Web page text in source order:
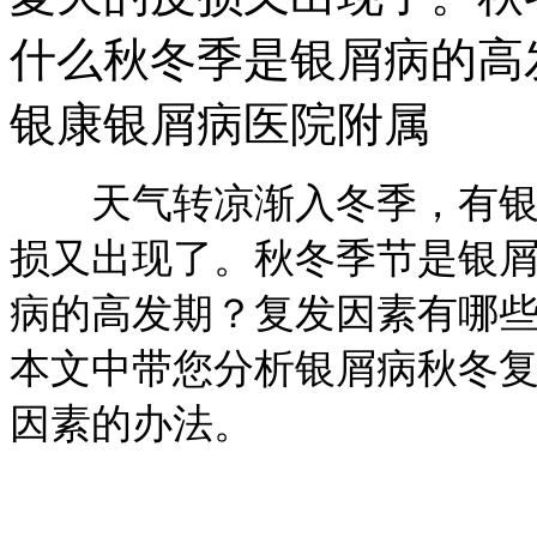
什么秋冬季是银屑病的
银康银屑病医院附属
天气转凉渐入冬季，有银
损又出现了。秋冬季节是银
病的高发期？复发因素有哪
本文中带您分析银屑病秋冬
因素的办法。